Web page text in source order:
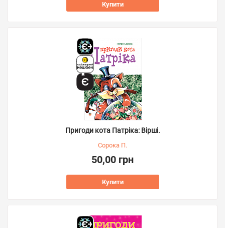
Купити
Пригоди кота Патріка: Вірші.
Сорока П.
50,00 грн
Купити